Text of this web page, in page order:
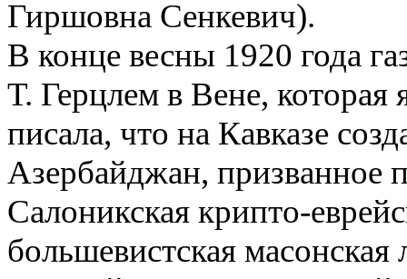
Гиршовна Сенкевич).
В конце весны 1920 года
Т. Герцлем в Вене, которая
писала, что на Кавказе
Азербайджан, призванное
Cалоникская крипто-
большевистская